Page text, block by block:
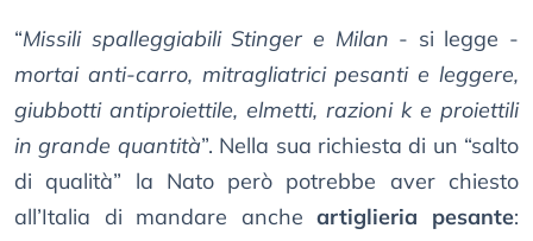
“Missili spalleggiabili Stinger e Milan - si legge -
mortai anti-carro, mitragliatrici pesanti e leggere,
giubbotti antiproiettile, elmetti, razioni k e proiettili
in grande quantità”. Nella sua richiesta di un “salto
di qualità” la Nato però potrebbe aver chiesto
all’Italia di mandare ancheartiglieria pesante: